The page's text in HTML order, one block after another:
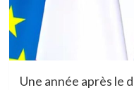
Une année après le